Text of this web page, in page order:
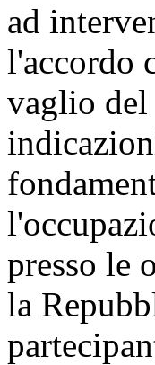
ad
l'accordo
vaglio
presso le
la